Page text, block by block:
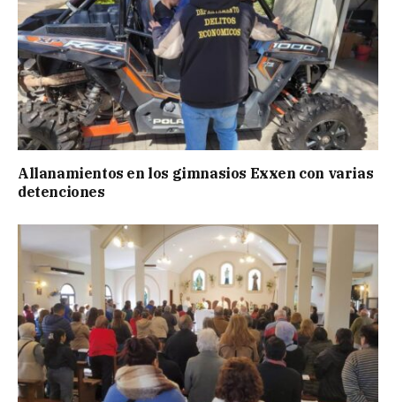
Allanamientos en los gimnasios Exxen con varias
detenciones